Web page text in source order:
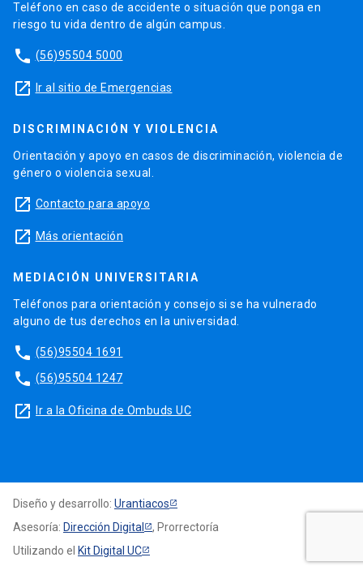
Teléfono en caso de accidente o situación que ponga en
riesgo tu vida dentro de algún campus.
phone (56)95504 5000
launch Ir al sitio de Emergencias
DISCRIMINACIÓN Y VIOLENCIA
Orientación y apoyo en casos de discriminación, violencia de
género o violencia sexual.
launch Contacto para apoyo
launch Más orientación
MEDIACIÓN UNIVERSITARIA
Teléfonos para orientación y consejo si se ha vulnerado
alguno de tus derechos en la universidad.
phone (56)95504 1691
phone (56)95504 1247
launch Ir a la Oficina de Ombuds UC
Diseño y desarrollo: Urantiacos
Asesoría: Dirección Digital
, Prorrectoría
Utilizando el Kit Digital UC